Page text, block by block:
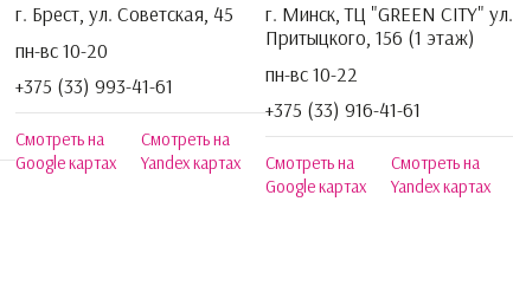
г. Брест, ул. Советская, 45
пн-вс 10-20
+375 (33) 993-41-61
Смотреть на
Google картах
Смотреть на
Yandex картах
г. Минск, ТЦ "GREEN CITY" ул.
Притыцкого, 156 (1 этаж)
пн-вс 10-22
+375 (33) 916-41-61
Смотреть на
Google картах
Смотреть на
Yandex картах